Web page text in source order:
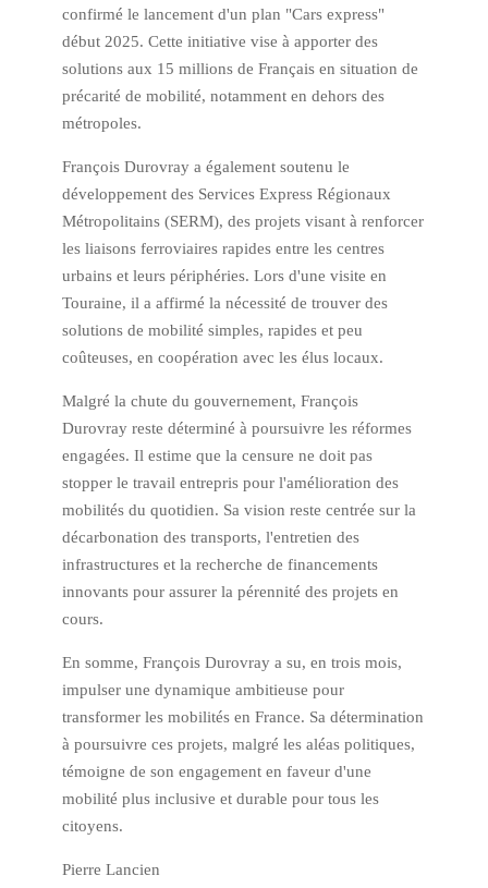
confirmé le lancement d'un plan "Cars express"
début 2025. Cette initiative vise à apporter des
solutions aux 15 millions de Français en situation de
précarité de mobilité, notamment en dehors des
métropoles.
François Durovray a également soutenu le
développement des Services Express Régionaux
Métropolitains (SERM), des projets visant à renforcer
les liaisons ferroviaires rapides entre les centres
urbains et leurs périphéries. Lors d'une visite en
Touraine, il a affirmé la nécessité de trouver des
solutions de mobilité simples, rapides et peu
coûteuses, en coopération avec les élus locaux.
Malgré la chute du gouvernement, François
Durovray reste déterminé à poursuivre les réformes
engagées. Il estime que la censure ne doit pas
stopper le travail entrepris pour l'amélioration des
mobilités du quotidien. Sa vision reste centrée sur la
décarbonation des transports, l'entretien des
infrastructures et la recherche de financements
innovants pour assurer la pérennité des projets en
cours.
En somme, François Durovray a su, en trois mois,
impulser une dynamique ambitieuse pour
transformer les mobilités en France. Sa détermination
à poursuivre ces projets, malgré les aléas politiques,
témoigne de son engagement en faveur d'une
mobilité plus inclusive et durable pour tous les
citoyens.
Pierre Lancien